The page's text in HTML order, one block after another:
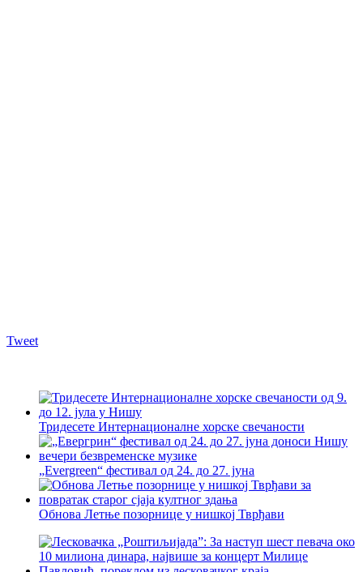
Tweet
Тридесете Интернационалне хорске свечаности
„Evergreen“ фестивал од 24. до 27. јуна
Обнова Летње позорнице у нишкој Тврђави